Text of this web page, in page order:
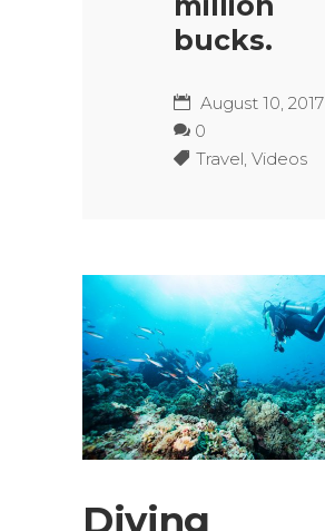
bucks.
August 10, 2017
0
Travel, Videos
Diving